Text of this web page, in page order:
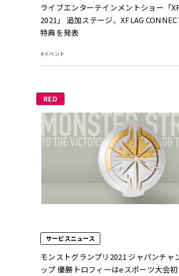
ライブエンターテインメントショー「
2021」 追加ステージ、XFLAG
特典を発表
#イベント
RED
サービスニュース
モンストグランプリ2021 ジャパンチャ
ップ 優勝トロフィーはeスポーツ大会